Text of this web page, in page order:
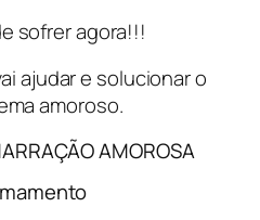
sofrer agora!!!
ajudar e solucionar o
amoroso.
AMOROSA